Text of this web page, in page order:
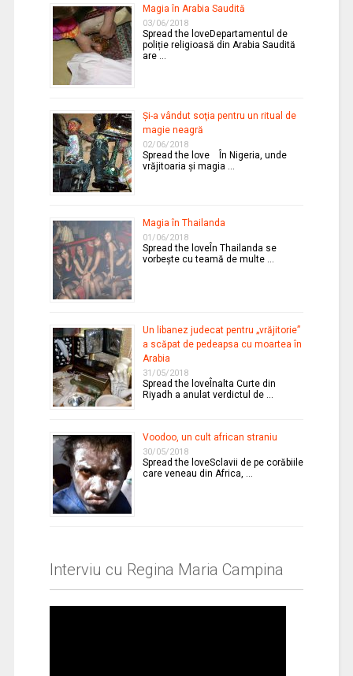
Magia în Arabia Saudită
03/06/2018
Spread the loveDepartamentul de
poliție religioasă din Arabia Saudită
are …
Şi-a vândut soţia pentru un ritual de
magie neagră
02/06/2018
Spread the love În Nigeria, unde
vrăjitoaria şi magia …
Magia în Thailanda
01/06/2018
Spread the loveÎn Thailanda se
vorbeşte cu teamă de multe …
Un libanez judecat pentru „vrăjitorie”
a scăpat de pedeapsa cu moartea în
Arabia
31/05/2018
Spread the loveÎnalta Curte din
Riyadh a anulat verdictul de …
Voodoo, un cult african straniu
30/05/2018
Spread the loveSclavii de pe corăbiile
care veneau din Africa, …
Interviu cu Regina Maria Campina